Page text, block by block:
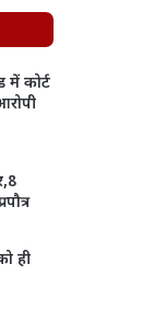
में कोर्ट
ही